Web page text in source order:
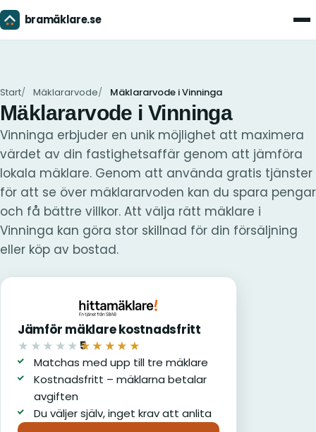
bramäklare.se
Start Mäklararvode Mäklararvode i Vinninga
Mäklararvode i Vinninga
Vinninga erbjuder en unik möjlighet att maximera
värdet av din fastighetsaffär genom att jämföra
lokala mäklare. Genom att använda gratis tjänster
för att se över mäklararvoden kan du spara pengar
och få bättre villkor. Att välja rätt mäklare i
Vinninga kan göra stor skillnad för din försäljning
eller köp av bostad.
Jämför mäklare kostnadsfritt
★★★★★ ★★★★★
5
av 5
Matchas med upp till tre mäklare
Kostnadsfritt – mäklarna betalar
avgiften
Du väljer själv, inget krav att anlita